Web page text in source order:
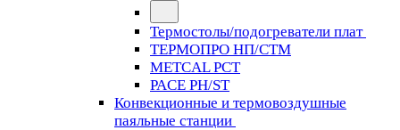
Термостолы/подогреватели плат
ТЕРМОПРО НП/СТМ
METCAL PCT
PACE PH/ST
Конвекционные и термовоздушные
паяльные станции